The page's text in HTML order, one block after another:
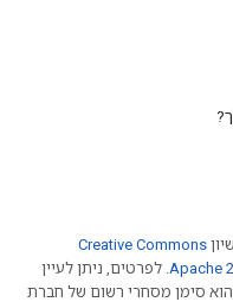
Creative Commons
Apache. לפרטים, ניתן לעיין
.‏ Java הוא סימן מסחרי רשום של חברת